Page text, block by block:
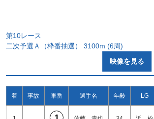
第10レース
二次予選Ａ（枠番抽選） 3100m (6周)
映像を見る
着 事故 車番 選手名 年齢 LG